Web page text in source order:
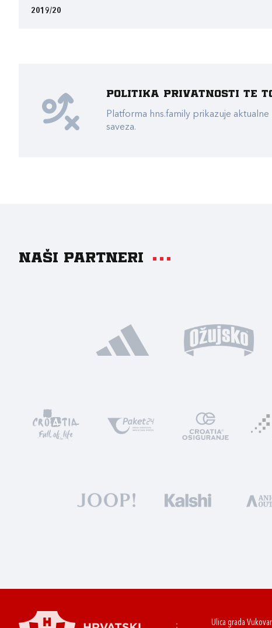
2019/20
Politika privatnosti te
Platforma hns.family prikazuje
saveza.
Naši partneri
Ulica grada